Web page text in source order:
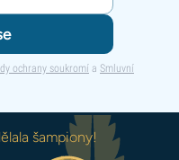
ochrany soukromí a Smluvní
šampiony!